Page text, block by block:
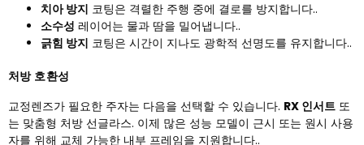
치아 방지 코팅은 격렬한 주행 중에 결로를 방지합니다..
소수성 레이어는 물과 땀을 밀어냅니다..
긁힘 방지 코팅은 시간이 지나도 광학적 선명도를 유지합니다..
처방 호환성
교정렌즈가 필요한 주자는 다음을 선택할 수 있습니다. RX 인서트 또
는 맞춤형 처방 선글라스. 이제 많은 성능 모델이 근시 또는 원시 사용
자를 위해 교체 가능한 내부 프레임을 지원합니다..